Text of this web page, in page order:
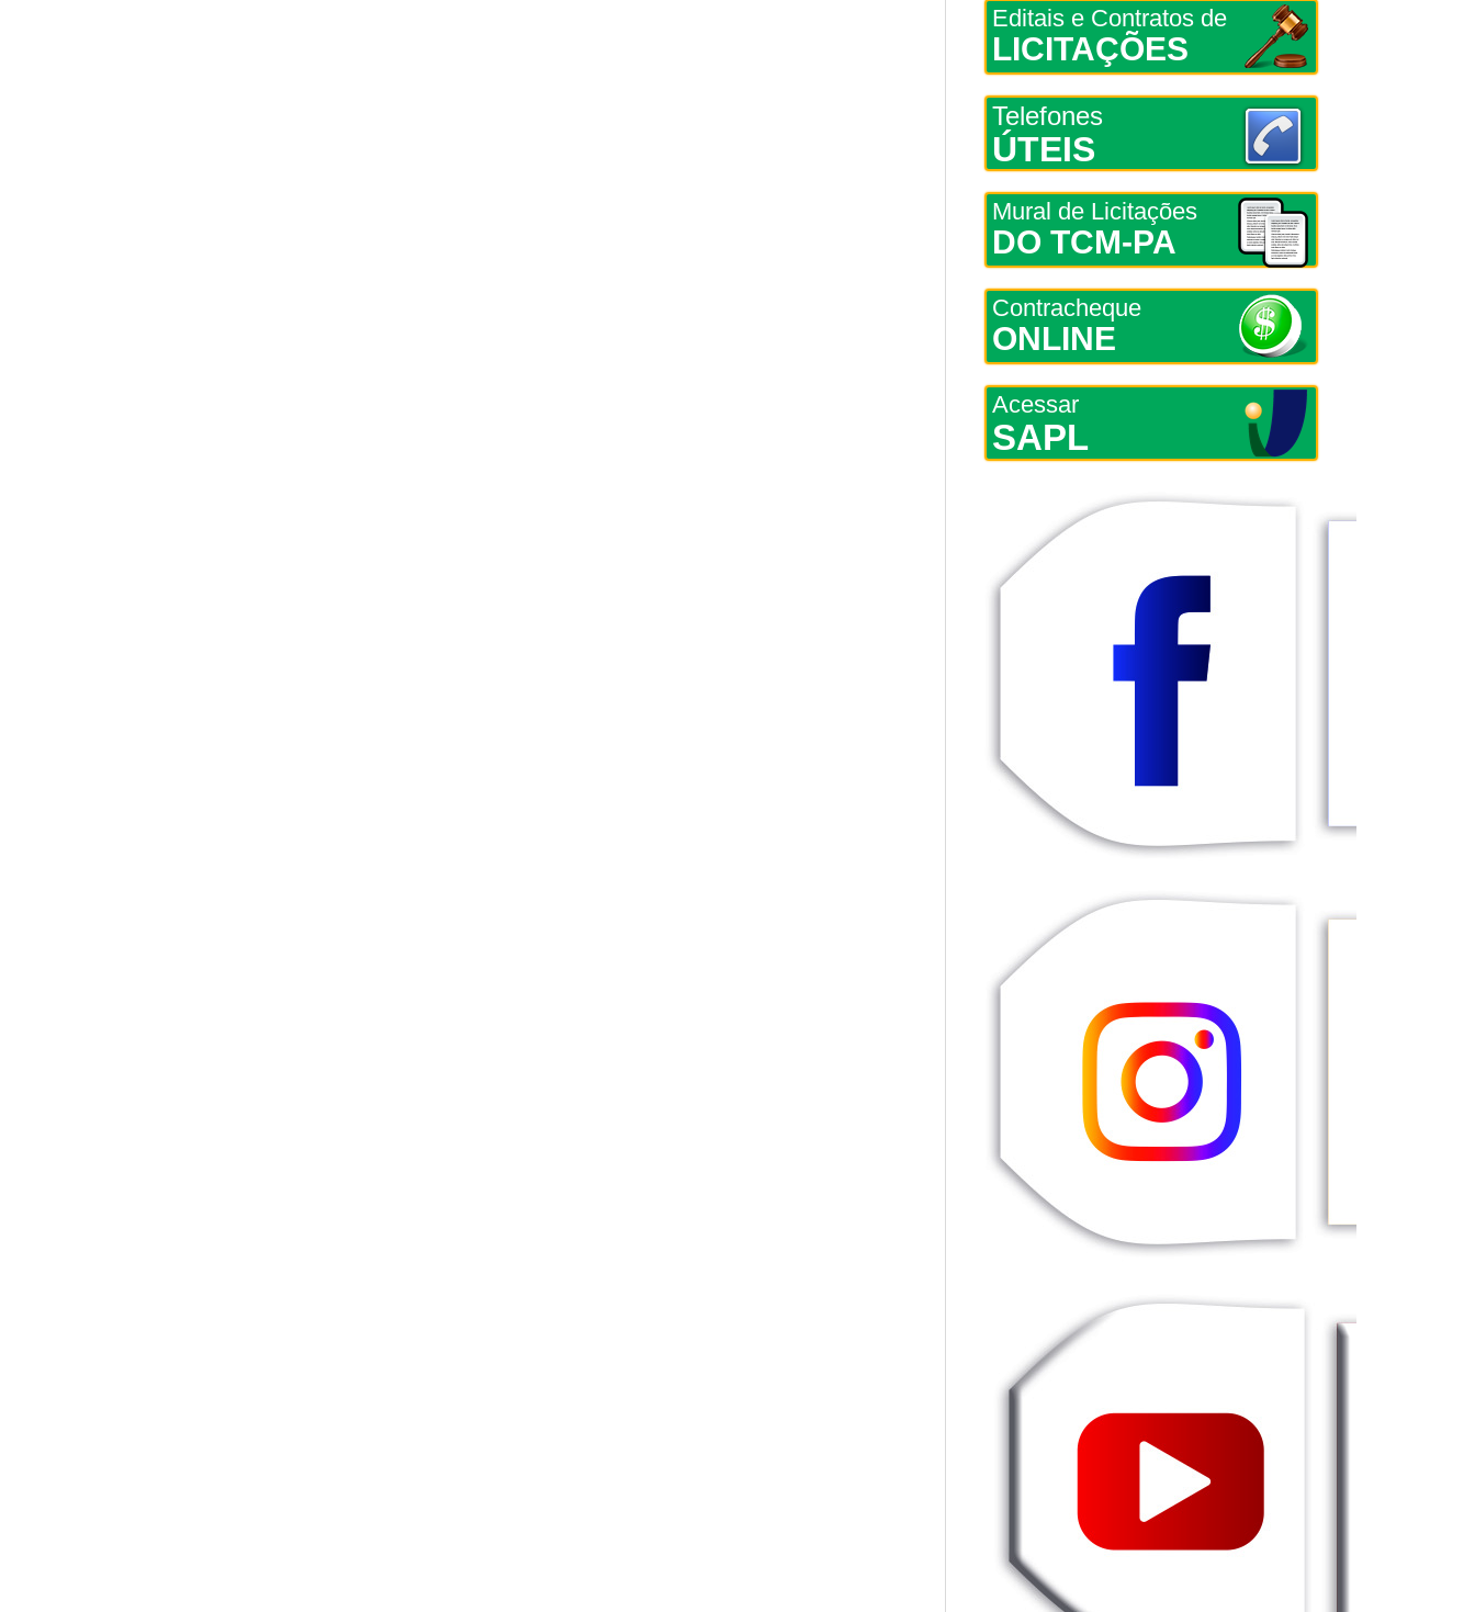
Editais e Contratos de
LICITAÇÕES
Telefones
ÚTEIS
Mural de Licitações
DO TCM-PA
Contracheque
ONLINE
Acessar
SAPL